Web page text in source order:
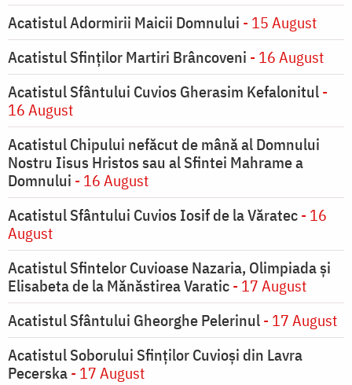
Acatistul Adormirii Maicii Domnului - 15 August
Acatistul Sfinților Martiri Brâncoveni - 16 August
Acatistul Sfântului Cuvios Gherasim Kefalonitul-
16 August
Acatistul Chipului nefăcut de mână al Domnului
Nostru Iisus Hristos sau al Sfintei Mahrame a
Domnului - 16 August
Acatistul Sfântului Cuvios Iosif de la Văratec- 16
August
Acatistul Sfintelor Cuvioase Nazaria, Olimpiada și
Elisabeta de la Mănăstirea Varatic- 17 August
Acatistul Sfântului Gheorghe Pelerinul- 17 August
Acatistul Soborului Sfinților Cuvioși din Lavra
Pecerska- 17 August